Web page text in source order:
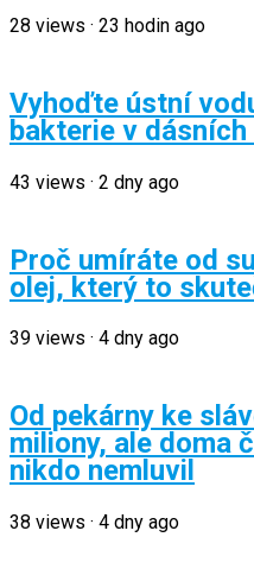
28 views · 23 hodin ago
Vyhoďte ústní
bakterie v dásních
43 views · 2 dny ago
Proč umíráte od
olej, který to
39 views · 4 dny ago
Od pekárny ke
miliony, ale doma
nikdo nemluvil
38 views · 4 dny ago